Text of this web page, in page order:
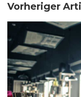
Vorheriger